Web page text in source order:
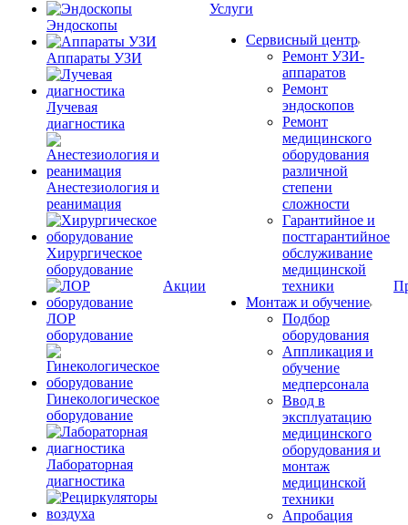
Эндоскопы
Аппараты УЗИ
Лучевая
диагностика
Анестезиология и
реанимация
Хирургическое
оборудование
ЛОР
оборудование
Гинекологическое
оборудование
Лабораторная
диагностика
Акции
Услуги
Сервисный центр
Ремонт УЗИ-
аппаратов
Ремонт
эндоскопов
Ремонт
медицинского
оборудования
различной
степени
сложности
Гарантийное и
постгарантийное
обслуживание
медицинской
техники
Монтаж и обучение
Подбор
оборудования
Аппликация и
обучение
медперсонала
Ввод в
эксплуатацию
медицинского
оборудования и
монтаж
медицинской
техники
Апробация